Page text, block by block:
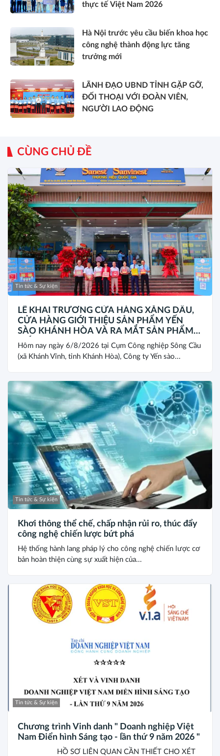
thực tế Việt Nam 2026
Hà Nội trước yêu cầu biến khoa học
công nghệ thành động lực tăng
trưởng mới
LÃNH ĐẠO UBND TỈNH GẶP GỠ,
ĐỐI THOẠI VỚI ĐOÀN VIÊN,
NGƯỜI LAO ĐỘNG
CÙNG CHỦ ĐỀ
Tin tức & Sự kiện
LỄ KHAI TRƯƠNG CỬA HÀNG XĂNG DẦU,
CỬA HÀNG GIỚI THIỆU SẢN PHẨM YẾN
SÀO KHÁNH HÒA VÀ RA MẮT SẢN PHẨM
MỚI SANEST/SANVINEST SVN79
Hôm nay ngày 6/8/2026 tại Cụm Công nghiệp Sông Cầu
(xã Khánh Vĩnh, tỉnh Khánh Hòa), Công ty Yến sào...
Tin tức & Sự kiện
Khơi thông thể chế, chấp nhận rủi ro, thúc đẩy
công nghệ chiến lược bứt phá
Hệ thống hành lang pháp lý cho công nghệ chiến lược cơ
bản hoàn thiện cùng sự xuất hiện của...
Tin tức & Sự kiện
Chương trình Vinh danh " Doanh nghiệp Việt
Nam Điển hình Sáng tạo - lần thứ 9 năm 2026 "
HỒ SƠ LIÊN QUAN CẦN THIẾT CHO XÉT